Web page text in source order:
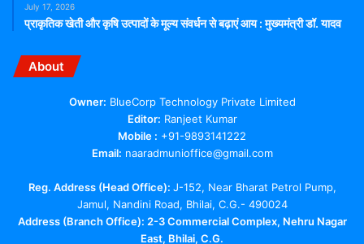
July 17, 2026
प्राकृतिक खेती और कृषि उत्पादों के मूल्य संवर्धन से बढ़ाएं आय : मुख्यमंत्री डॉ. यादव
About
Owner: BlueCorp Technology Private Limited
Editor: Ranjeet Kumar
Mobile : +91-9893141222
Email: naaradmunioffice@gmail.com
Reg. Address (Head Office): J-152, Near Bharat Petrol Pump,
Jamul, Nandini Road, Bhilai, C.G.- 490024
Address (Branch Office): 2-3 Commercial Complex, Nehru Nagar
East, Bhilai, C.G.